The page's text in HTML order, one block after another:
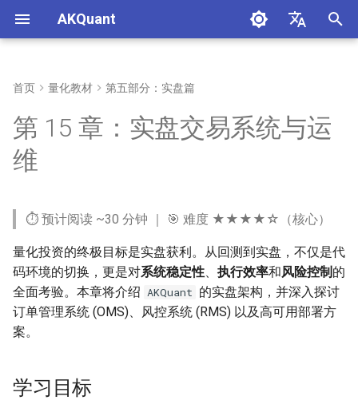
AKQuant
在
始
化
引
搭建
第2章：量化编程基础
第3章：金融数据获取与处理
第5章：策略开发实战
策略实战
第7章：期货市场与衍生品策
第8章：期权定价与波动率策
略
第9章：基金投资与资产配置
理论
指标
第11章：参数优化与稳健性检
第12章：机器学习在量化中的
应用
第13章：策略可视化与报表分
析
第14章：高性能因子挖掘与表
前置知识
快速运行与验收
15.1 实盘架构与接口
15.1.1 回测与实盘的差异
15.1.2 交易接口 (Gateway)
15.1.3 离线验证实盘通路：
内置 replay 行情源
系与应用
附录 B：引用、许可与勘误
首页 量化教材 第五部分：实盘篇
第 15 章：实盘交易系统与运
维
⏱️ 预计阅读 ~30 分钟 ｜ 🎯 难度 ★★★★☆（核心）
量化投资的终极目标是实盘获利。从回测到实盘，不仅是代
码环境的切换，更是对系统稳定性、 执行效率和风险控制 的
全面考验。本章将介绍 AKQuant 的实盘架构，并深入探讨
订单管理系统 (OMS)、风控系统 (RMS) 以及高可用部署方
案。
学习目标